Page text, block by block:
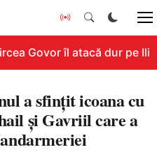
Govor îl atacă dur pe
a sfințit icoana cu
și Gavriil care a